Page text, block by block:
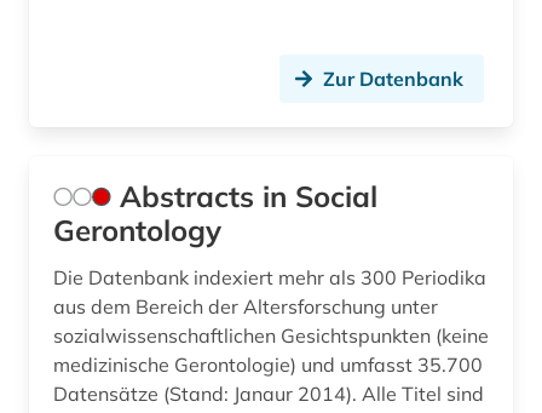
bildung (8)
bildungschancen (1)
bildungsforschung (8)
Zur Datenbank
Abstracts in Social
Gerontology
Die Datenbank indexiert mehr als 300 Periodika
aus dem Bereich der Altersforschung unter
sozialwissenschaftlichen Gesichtspunkten (keine
medizinische Gerontologie) und umfasst 35.700
Datensätze (Stand: Janaur 2014). Alle Titel sind